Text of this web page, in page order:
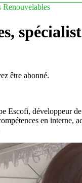
Renouvelables
être abonné.
Escofi, développeur
en interne,